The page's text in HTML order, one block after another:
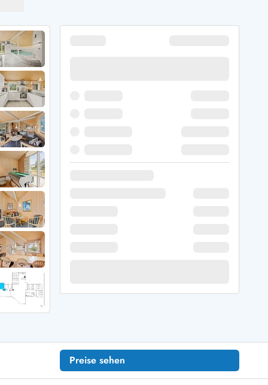
Weihnachten
Silvester
Fjord
Klit
Strand
Husby
Preise sehen